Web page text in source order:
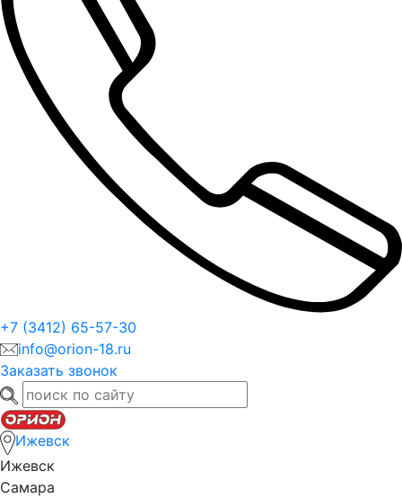
+7 (3412) 65-57-30
info@orion-18.ru
Заказать звонок
Ижевск
Ижевск
Самара